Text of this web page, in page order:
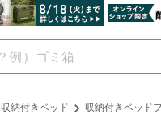
収納付きベッド 収納付きベッド